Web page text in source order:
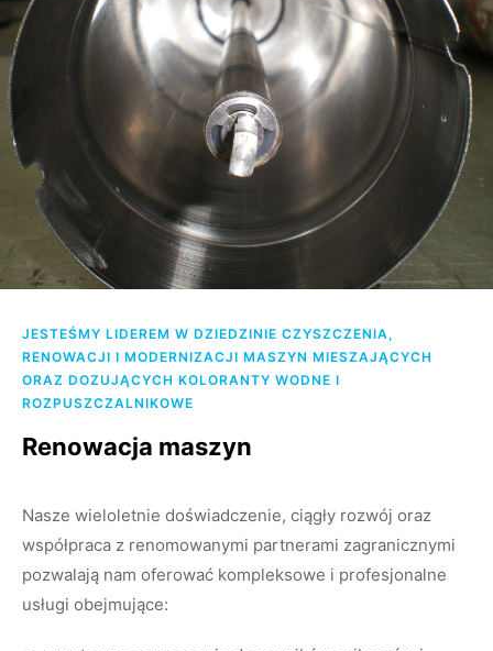
JESTEŚMY LIDEREM W DZIEDZINIE CZYSZCZENIA,
RENOWACJI I MODERNIZACJI MASZYN MIESZAJĄCYCH
ORAZ DOZUJĄCYCH KOLORANTY WODNE I
ROZPUSZCZALNIKOWE
Renowacja maszyn
Nasze wieloletnie doświadczenie, ciągły rozwój oraz
współpraca z renomowanymi partnerami zagranicznymi
pozwalają nam oferować kompleksowe i profesjonalne
usługi obejmujące: